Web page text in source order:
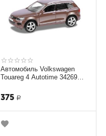
Автомобиль Volkswagen
Touareg 4 Autotime 34269
375 Р